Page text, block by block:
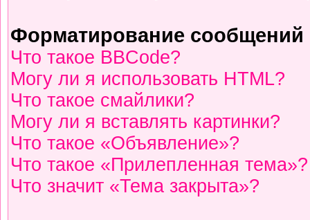
Форматирование
Что такое BBCode?
Могу ли я использовать HTML?
Что такое смайлики?
Могу ли я вставлять картинки?
Что такое «Объявление»?
Что такое «Прилепленная тема»?
Что значит «Тема закрыта»?